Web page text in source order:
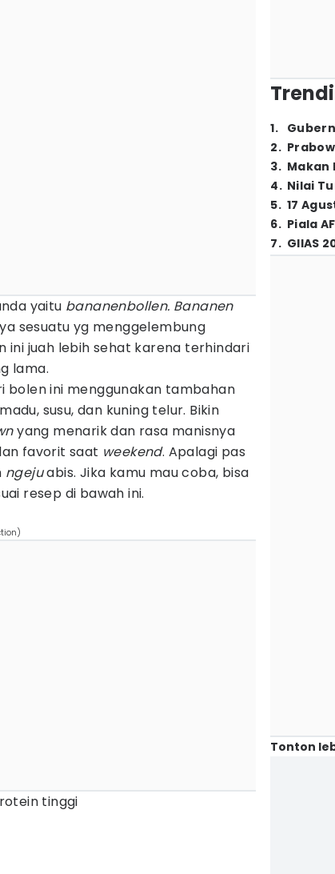
yaitu bananenbollen. Bananen
sesuatu yg menggelembung
ini juah lebih sehat karena terhindari
lama.
bolen ini menggunakan tambahan
susu, dan kuning telur. Bikin
yang menarik dan rasa manisnya
favorit saat weekend. Apalagi pas
ngejuabis. Jika kamu mau coba, bisa
resep di bawah ini.
tinggi
1.
2.
3. Makan
4. Nilai
5. 17
6. Piala
7. GIIAS
Tonton